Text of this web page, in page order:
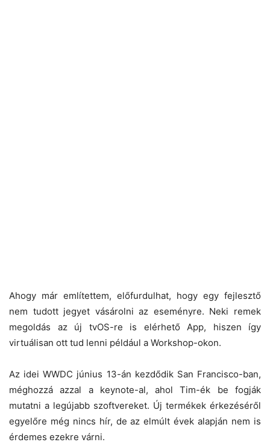
Ahogy már említettem, előfurdulhat, hogy egy fejlesztő
nem tudott jegyet vásárolni az eseményre. Neki remek
megoldás az új tvOS-re is elérhető App, hiszen így
virtuálisan ott tud lenni például a Workshop-okon.
Az idei WWDC június 13-án kezdődik San Francisco-ban,
méghozzá azzal a keynote-al, ahol Tim-ék be fogják
mutatni a legújabb szoftvereket. Új termékek érkezéséről
egyelőre még nincs hír, de az elmúlt évek alapján nem is
érdemes ezekre várni.